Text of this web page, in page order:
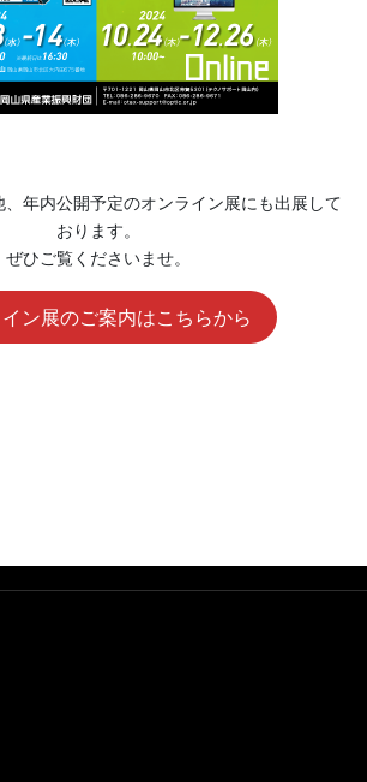
年内公開予定のオンライン展にも出展して
おります。
ぜひご覧くださいませ。
ン展のご案内はこちらから